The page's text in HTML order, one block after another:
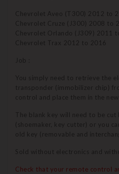
Chevrolet Aveo (T300) 2012 to
Chevrolet Cruze (J300) 2008 to
Chevrolet Orlando (J309) 2011
Chevrolet Trax 2012 to 2016
Job :
You simply need to retrieve the
transponder (immobilizer chip)
control and place them in the new
The blank key will need to be cut
(shoemaker, key cutter) or you
old key (removable and
Sold without electronics and
Check that your remote control